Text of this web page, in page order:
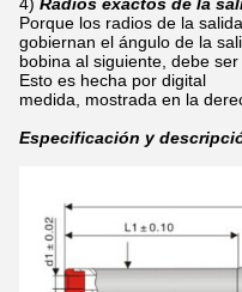
Porque los radios de la
gobiernan el ángulo de la
bobina al siguiente, debe
Esto es hecha por digital
medida, mostrada en la
Especificación y